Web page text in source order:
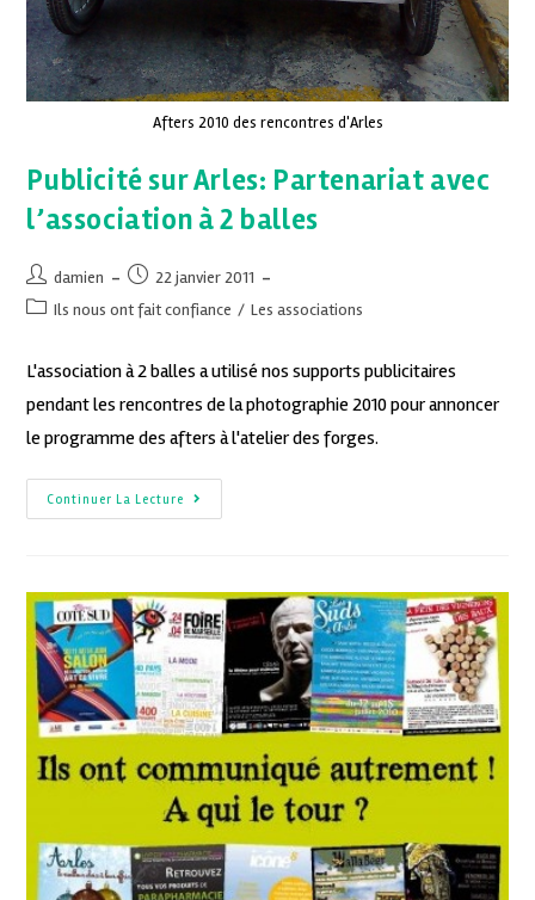
Afters 2010 des rencontres d'Arles
Publicité sur Arles: Partenariat avec
l’association à 2 balles
damien
22 janvier 2011
Ils nous ont fait confiance / Les associations
L'association à 2 balles a utilisé nos supports publicitaires
pendant les rencontres de la photographie 2010 pour annoncer
le programme des afters à l'atelier des forges.
Continuer La Lecture